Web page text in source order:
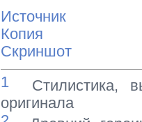
Источник
Копия
Скриншот
1 Стилистика,
оригинала